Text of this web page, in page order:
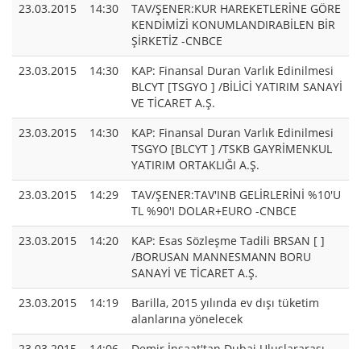
23.03.2015
14:30
TAV/ŞENER:KUR HAREKETLERİNE GÖRE
KENDİMİZİ KONUMLANDIRABİLEN BİR
ŞİRKETİZ -CNBCE
23.03.2015
14:30
KAP: Finansal Duran Varlık Edinilmesi
BLCYT [TSGYO ] /BİLİCİ YATIRIM SANAYİ
VE TİCARET A.Ş.
23.03.2015
14:30
KAP: Finansal Duran Varlık Edinilmesi
TSGYO [BLCYT ] /TSKB GAYRİMENKUL
YATIRIM ORTAKLIĞI A.Ş.
23.03.2015
14:29
TAV/ŞENER:TAV'INB GELİRLERİNİ %10'U
TL %90'I DOLAR+EURO -CNBCE
23.03.2015
14:20
KAP: Esas Sözleşme Tadili BRSAN [ ]
/BORUSAN MANNESMANN BORU
SANAYİ VE TİCARET A.Ş.
23.03.2015
14:19
Barilla, 2015 yılında ev dışı tüketim
alanlarına yönelecek